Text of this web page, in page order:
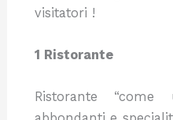
visitatori !
1 Ristorante
Ristorante